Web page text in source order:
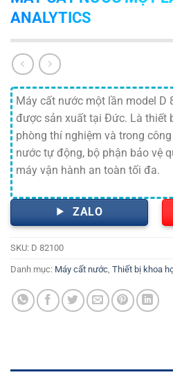
ANALYTICS
Máy cất nước một lần model D
được sản xuất tại Đức. Là thiết
phòng thí nghiệm và trong
nước tự động, bộ phận bảo vệ
máy vận hành an toàn tối đa.
ZALO
SKU: D 82100
Danh mục: Máy cất nước, Thiết bị khoa